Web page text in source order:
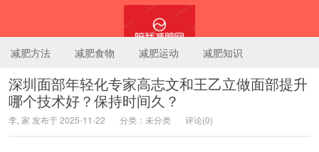
陪我减肥网
减肥方法 减肥食物 减肥运动 减肥知识
深圳面部年轻化专家高志文和王乙立做面部提升
哪个技术好？保持时间久？
李, 家 发布于 2025-11-22 分类：未分类 评论(0)